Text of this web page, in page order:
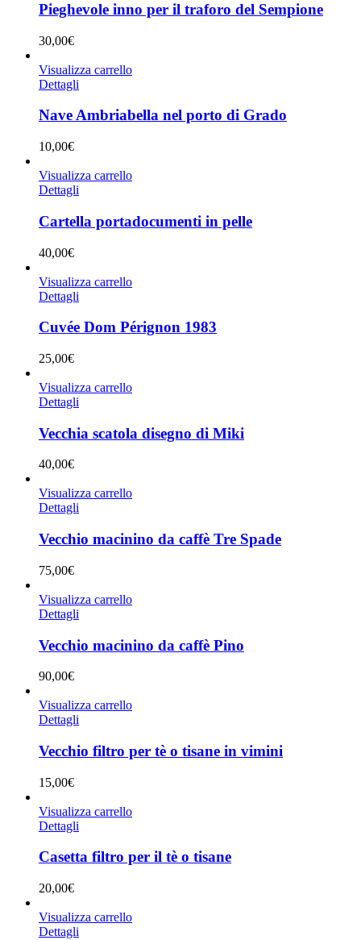
Pieghevole inno per il traforo del Sempione
30,00€
Visualizza carrello
Dettagli
Nave Ambriabella nel porto di Grado
10,00€
Visualizza carrello
Dettagli
Cartella portadocumenti in pelle
40,00€
Visualizza carrello
Dettagli
Cuvée Dom Pérignon 1983
25,00€
Visualizza carrello
Dettagli
Vecchia scatola disegno di Miki
40,00€
Visualizza carrello
Dettagli
Vecchio macinino da caffè Tre Spade
75,00€
Visualizza carrello
Dettagli
Vecchio macinino da caffè Pino
90,00€
Visualizza carrello
Dettagli
Vecchio filtro per tè o tisane in vimini
15,00€
Visualizza carrello
Dettagli
Casetta filtro per il tè o tisane
20,00€
Visualizza carrello
Dettagli